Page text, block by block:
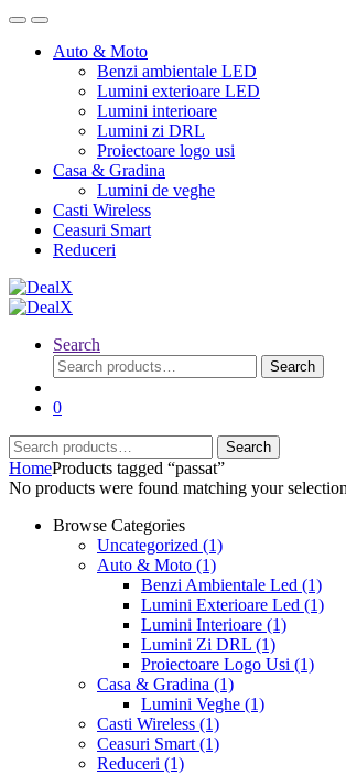
Auto & Moto
Benzi ambientale LED
Lumini exterioare LED
Lumini interioare
Lumini zi DRL
Proiectoare logo usi
Casa & Gradina
Lumini de veghe
Casti Wireless
Ceasuri Smart
Reduceri
Search
Search
for:
Search
0
Search
for:
Search
HomeProducts tagged “passat”
No products were found matching your
Browse Categories
Uncategorized (1)
Auto & Moto (1)
Benzi Ambientale Led (1)
Lumini Exterioare Led (1)
Lumini Interioare (1)
Lumini Zi DRL (1)
Proiectoare Logo Usi (1)
Casa & Gradina (1)
Lumini Veghe (1)
Casti Wireless (1)
Ceasuri Smart (1)
Reduceri (1)